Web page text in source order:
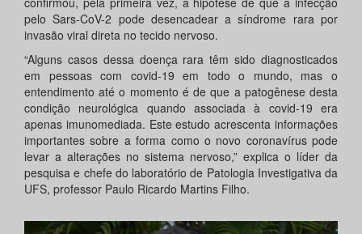
pelo Sars-CoV-2 pode desencadear a síndrome rara por
invasão viral direta no tecido nervoso.
“Alguns casos dessa doença rara têm sido diagnosticados
em pessoas com covid-19 em todo o mundo, mas o
entendimento até o momento é de que a patogênese desta
condição neurológica quando associada à covid-19 era
apenas imunomediada. Este estudo acrescenta informações
importantes sobre a forma como o novo coronavírus pode
levar a alterações no sistema nervoso,” explica o líder da
pesquisa e chefe do laboratório de Patologia Investigativa da
UFS, professor Paulo Ricardo Martins Filho.